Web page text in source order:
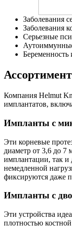
Заболевания
Заболевания
Серьезные
Беременность
Компания Helmut
имплантатов,
Импланты с
Эти корневые
диаметр от 3,6 до 7
имплантации, так и
немедленной
фиксируются даже
Импланты с
Эти устройства
плотностью